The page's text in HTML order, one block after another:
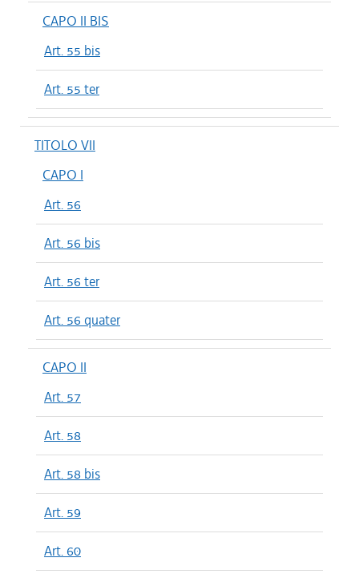
CAPO II BIS
Art. 55 bis
Art. 55 ter
TITOLO VII
CAPO I
Art. 56
Art. 56 bis
Art. 56 ter
Art. 56 quater
CAPO II
Art. 57
Art. 58
Art. 58 bis
Art. 59
Art. 60